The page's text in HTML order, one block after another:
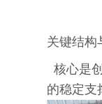
关键结构
核心是
的稳定支